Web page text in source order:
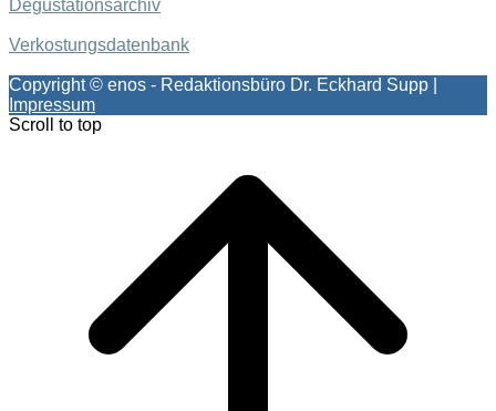
Degustationsarchiv
Verkostungsdatenbank
Copyright © enos - Redaktionsbüro Dr. Eckhard Supp |
Impressum
Scroll to top